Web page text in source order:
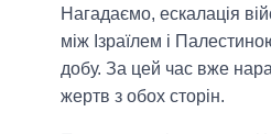
Нагадаємо, ескалація
між Ізраїлем і
добу. За цей час вже
жертв з обох сторін.